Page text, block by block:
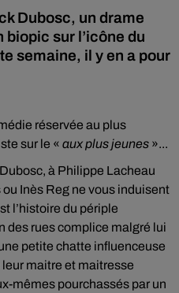
Dubosc, un drame
sur l’icône du
semaine, il y en a pour
réservée au plus
sur le « aux plus jeunes »...
à Philippe Lacheau
ou Inès Reg ne vous induisent
l’histoire du périple
des rues complice malgré lui
petite chatte influenceuse
maitre et maitresse
mêmes pourchassés par un